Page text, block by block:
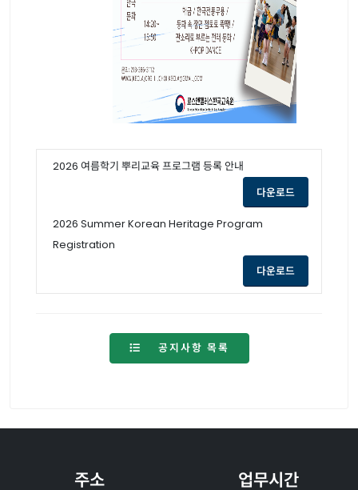
2026 여름학기 뿌리교육 프로그램 등록 안내
다운로드opens a
2026 Summer Korean Heritage Program
Registration
다운로드opens a
공지사항 목록
주소 업무시간